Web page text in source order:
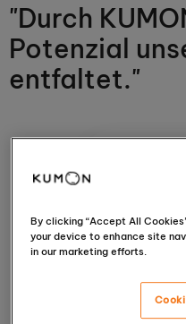
"Durch
Potenzial
entfaltet."
Pia
Baden-
By clicking “Accept All
your device to enhance site
in our marketing efforts.